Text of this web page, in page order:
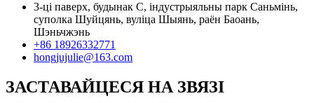
3-ці паверх, будынак C, індустрыяльны парк Саньмінь,
суполка Шуйцянь, вуліца Шыянь, раён Баоань,
Шэньчжэнь
+86 18926332771
hongjujulie@163.com
ЗАСТАВАЙЦЕСЯ НА ЗВЯЗІ